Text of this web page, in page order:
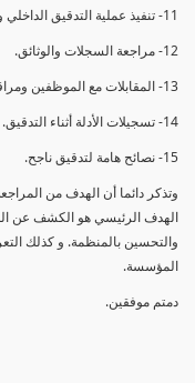
11- تنفيذ عملية التدقيق الداخلي والاجتماع الافتتاحي.
12- مراجعة السجلات والوثائق.
13- المقابلات مع الموظفين ومراقبة الانشطة والمرافق.
14- تسجيلات الأدلة أثناء التدقيق.
15- نصائح هامة لتدقيق ناجح.
وتذكر دائما أن الهدف من
الهدف الرئيسي هو الكشف عن
والتحسين بالمنظمة. و كذلك
المؤسسة.
دمتم موفقين.